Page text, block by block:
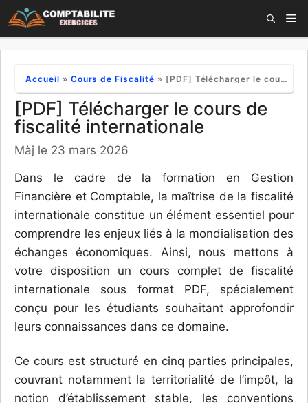
Aller
au
Accueil » Cours de Fiscalité » [PDF] Télécharger le cours de fiscalité internationale
[PDF] Télécharger le cours de
fiscalité internationale
Màj le 23 mars 2026
Dans le cadre de la formation en Gestion
Financière et Comptable, la maîtrise de la fiscalité
internationale constitue un élément essentiel pour
comprendre les enjeux liés à la mondialisation des
échanges économiques. Ainsi, nous mettons à
votre disposition un cours complet de fiscalité
internationale sous format PDF, spécialement
conçu pour les étudiants souhaitant approfondir
leurs connaissances dans ce domaine.
Ce cours est structuré en cinq parties principales,
couvrant notamment la territorialité de l’impôt, la
notion d’établissement stable, les conventions